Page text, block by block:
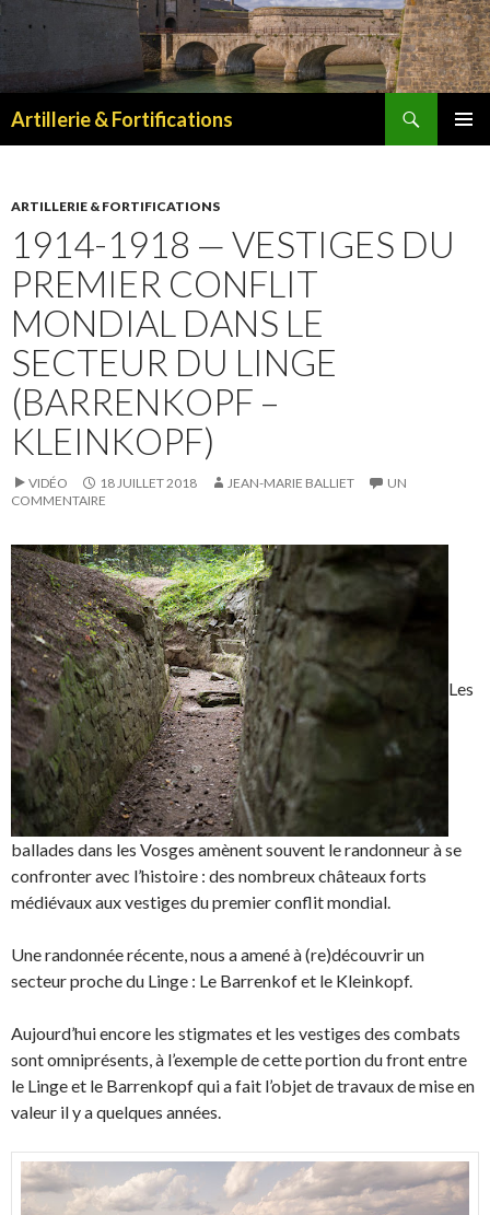
Artillerie & Fortifications
ARTILLERIE & FORTIFICATIONS
1914-1918 — VESTIGES DU
PREMIER CONFLIT
MONDIAL DANS LE
SECTEUR DU LINGE
(BARRENKOPF –
KLEINKOPF)
VIDÉO 18 JUILLET 2018 JEAN-MARIE BALLIET
UN
COMMENTAIRE
Les
ballades dans les Vosges amènent souvent le randonneur à se
confronter avec l’histoire : des nombreux châteaux forts
médiévaux aux vestiges du premier conflit mondial.
Une randonnée récente, nous a amené à (re)découvrir un
secteur proche du Linge : Le Barrenkof et le Kleinkopf.
Aujourd’hui encore les stigmates et les vestiges des combats
sont omniprésents, à l’exemple de cette portion du front entre
le Linge et le Barrenkopf qui a fait l’objet de travaux de mise en
valeur il y a quelques années.